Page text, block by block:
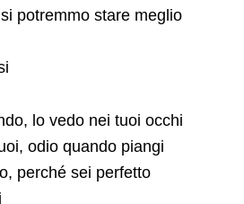
potremmo stare meglio
lo vedo nei tuoi occhi
odio quando piangi
perché sei perfetto